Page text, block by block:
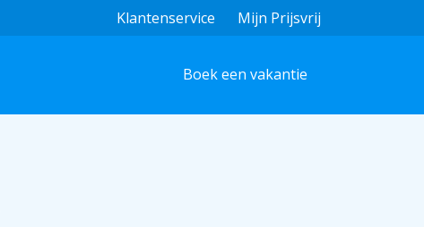
Klantenservice Mijn Prijsvrij
Boek een vakantie